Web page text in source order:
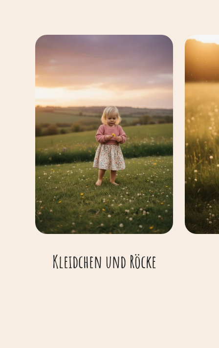
Kleidchen und Röcke